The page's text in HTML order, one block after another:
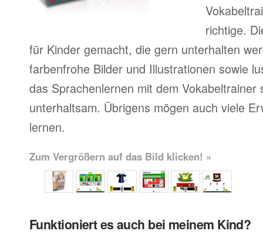
richtige.
für Kinder gemacht, die gern unterhalten
farbenfrohe Bilder und Illustrationen sowie
das Sprachenlernen mit dem Vokabeltrainer
unterhaltsam. Übrigens mögen auch viele
lernen.
Zum Vergrößern auf das Bild klicken! »
Funktioniert es auch bei meinem Kind?